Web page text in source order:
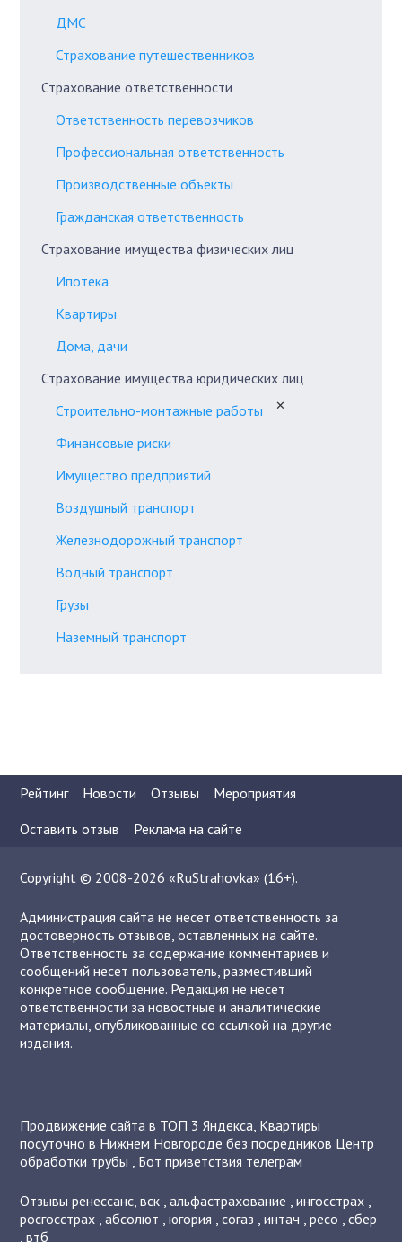
ДМС
Страхование путешественников
Страхование ответственности
Ответственность перевозчиков
Профессиональная ответственность
Производственные объекты
Гражданская ответственность
Страхование имущества физических лиц
Ипотека
Квартиры
Дома, дачи
Страхование имущества юридических лиц
Строительно-монтажные работы
✕
Финансовые риски
Имущество предприятий
Воздушный транспорт
Железнодорожный транспорт
Водный транспорт
Грузы
Наземный транспорт
Рейтинг Новости Отзывы
Мероприятия
Оставить отзыв
Реклама на сайте
Copyright © 2008-2026 «RuStrahovka» (16+).
Администрация сайта не несет ответственность за
достоверность отзывов, оставленных на сайте.
Ответственность за содержание комментариев и
сообщений несет пользователь, разместивший
конкретное сообщение. Редакция не несет
ответственности за новостные и аналитические
материалы, опубликованные со ссылкой на другие
издания.
Продвижение сайта в ТОП 3 Яндекса Квартиры
посуточно в Нижнем Новгороде без посредников Центр
обработки трубы
Бот приветствия телеграм
Отзывыренессанс ,вск ,альфастрахование ,ингосстрах
росгосстрах ,абсолют ,югория ,согаз ,интач ,ресо ,сбер
,втб